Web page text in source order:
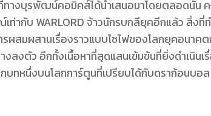
างบุรพัฒน์คอมิคส์ได้นำเสนอมาโดยตลอดนั้น ค
ท่ากับ WARLORD จ้าวนักรบกลียุคอีกแล้ว สิ่งที่ท
ผสมผสานเรื่องราวแบบไซไฟของโลกยุคอนา
ไปก็ยิ่งยากที่จะคาด
บทหนึ่งบนโลกการ์ตูนที่เปรียบได้กับดราก้อนบอล